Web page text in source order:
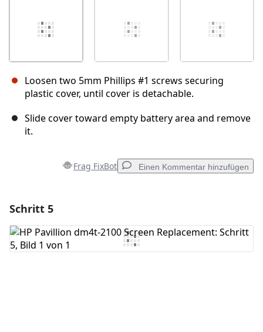
Loosen two 5mm Phillips #1 screws securing
plastic cover, until cover is detachable.
Slide cover toward empty battery area and remove
it.
Frag FixBot Einen Kommentar hinzufügen
Kommentar hinzufügen
Schritt 5